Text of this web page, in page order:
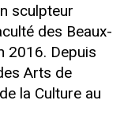
sculpteur
des Beaux-
2016. Depuis
Arts de
la Culture au